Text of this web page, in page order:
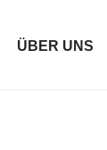
ÜBER UNS